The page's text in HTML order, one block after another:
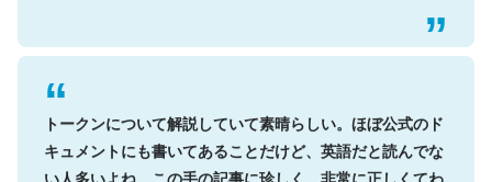
トークンについて解説していて素晴らしい。ほぼ公式のド
キュメントにも書いてあることだけど、英語だと読んでな
い人多いよね。この手の記事に珍しく、非常に正しくてわ